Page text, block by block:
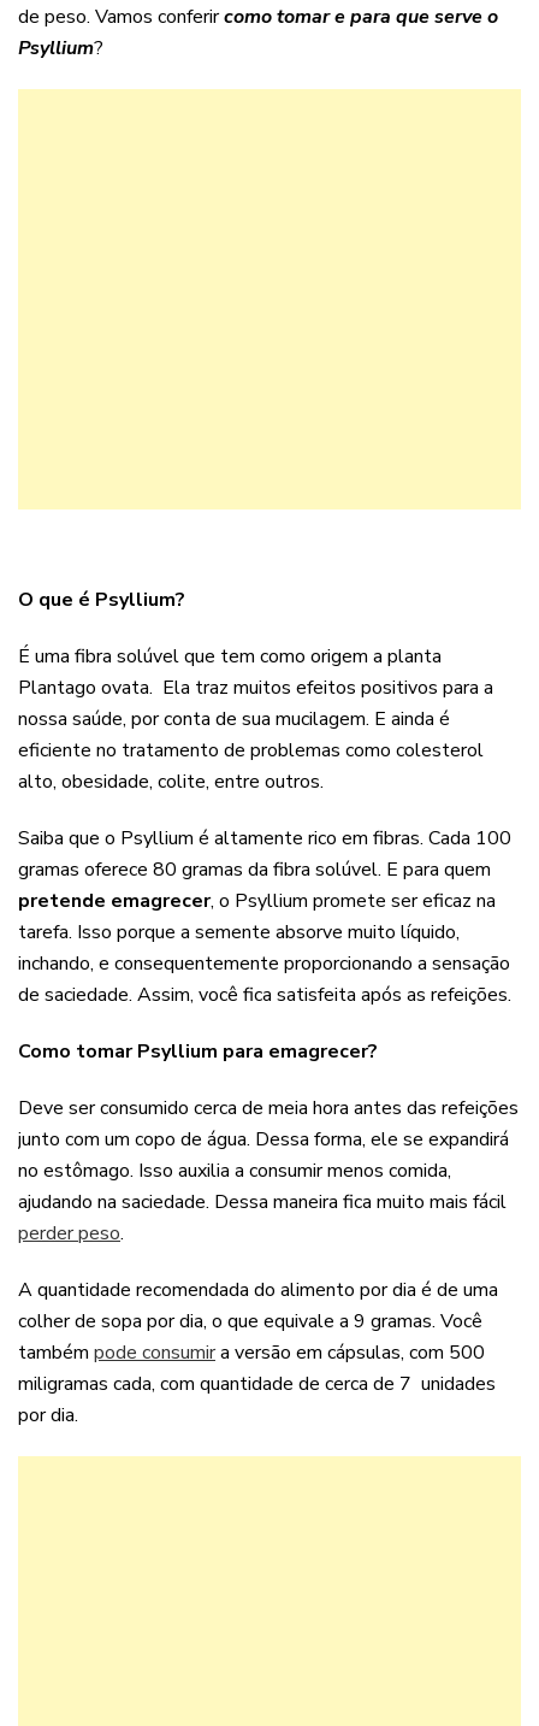
de peso. Vamos conferircomo tomar e para que serve o
Psyllium?
O que é Psyllium?
É uma fibra solúvel que tem como origem a planta
Plantago ovata. Ela traz muitos efeitos positivos para a
nossa saúde, por conta de sua mucilagem. E ainda é
eficiente no tratamento de problemas como colesterol
alto, obesidade, colite, entre outros.
Saiba que o Psyllium é altamente rico em fibras. Cada 100
gramas oferece 80 gramas da fibra solúvel. E para quem
pretende emagrecer, o Psyllium promete ser eficaz na
tarefa. Isso porque a semente absorve muito líquido,
inchando, e consequentemente proporcionando a sensação
de saciedade. Assim, você fica satisfeita após as refeições.
Como tomar Psyllium para emagrecer?
Deve ser consumido cerca de meia hora antes das refeições
junto com um copo de água. Dessa forma, ele se expandirá
no estômago. Isso auxilia a consumir menos comida,
ajudando na saciedade. Dessa maneira fica muito mais fácil
perder peso.
A quantidade recomendada do alimento por dia é de uma
colher de sopa por dia, o que equivale a 9 gramas. Você
também pode consumira versão em cápsulas, com 500
miligramas cada, com quantidade de cerca de 7 unidades
por dia.